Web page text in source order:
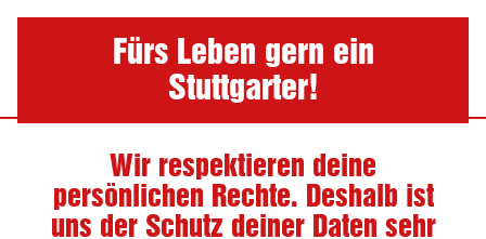
Fürs Leben gern ein
Stuttgarter!
Wir respektieren deine
persönlichen Rechte. Deshalb ist
uns der Schutz deiner Daten sehr
Qualität & Rohstoffe